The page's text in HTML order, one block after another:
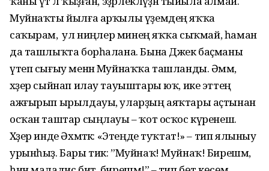
Муйнаҡты йылға арҡылы үҙемдең яҡҡа
саҡырам, ә ул ниңәлер минең яҡҡа сыҡмай, һаман
да ташлыҡта борһалана. Бына Джек баҫманы
үтеп сығыу менән Муйнаҡҡа ташланды. Әммә,
хәҙер сыйнап илау тауыштары юҡ, ике эттең
ажғырып ырылдауы, уларҙың аяҡтары аҫтынан
осҡан таштар сыңлауы – ҡот осҡос күренеш.
Хәҙер инде Әхмәткә: «Этеңде туҡтат!» – тип ялыныу
урынһыҙ. Бары тик: ”Муйнаҡ! Муйнаҡ! Бирешмә,